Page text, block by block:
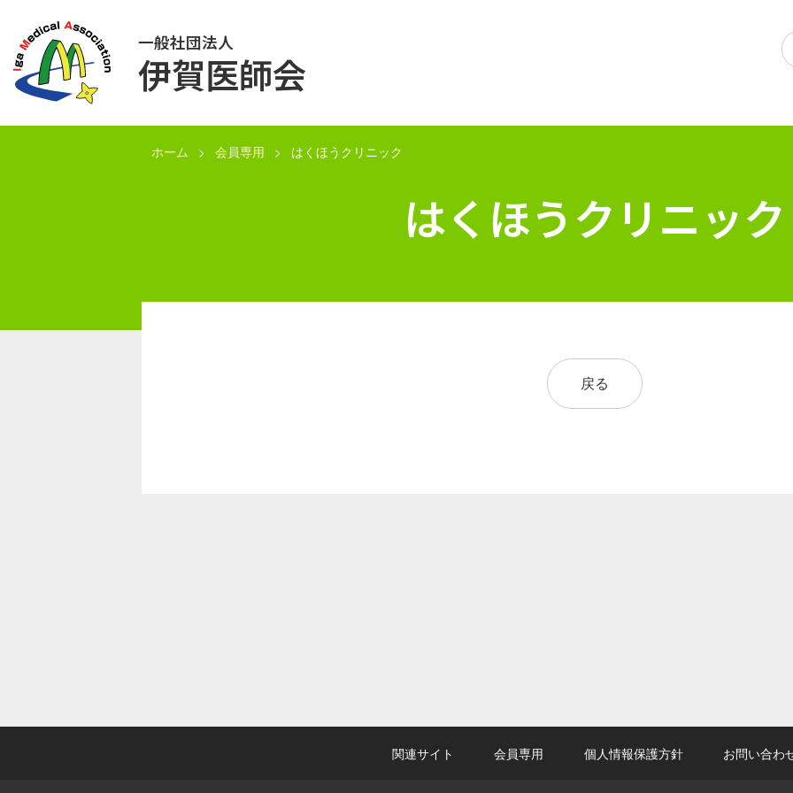
一般社団法人
伊賀医師会
ホーム 会員専用 はくほうクリニック
はくほうクリニック
戻る
関連サイト 会員専用 個人情報保護方針 お問い合わ